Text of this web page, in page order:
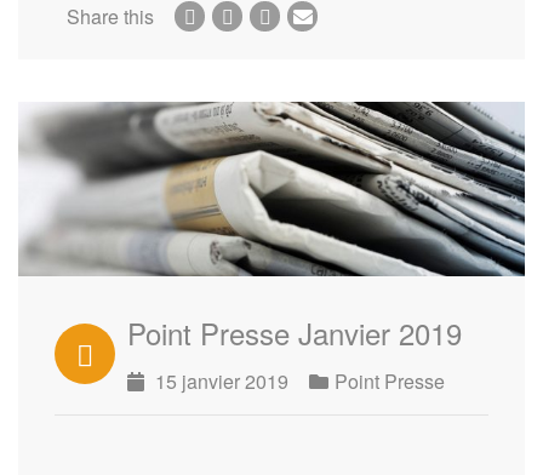
Share this
Point Presse Janvier 2019
15 janvier 2019 Point Presse